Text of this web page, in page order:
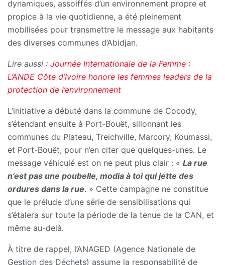
dynamiques, assoiffés d’un environnement propre et
propice à la vie quotidienne, a été pleinement
mobilisées pour transmettre le message aux habitants
des diverses communes d’Abidjan.
Lire aussi : Journée Internationale de la Femme :
L’ANDE Côte d’Ivoire honore les femmes leaders de la
protection de l’environnement
L’initiative a débuté dans la commune de Cocody,
s’étendant ensuite à Port-Bouët, sillonnant les
communes du Plateau, Treichville, Marcory, Koumassi,
et Port-Bouët, pour n’en citer que quelques-unes. Le
message véhiculé est on ne peut plus clair : « La rue
n’est pas une poubelle, modia à toi qui jette des
ordures dans la rue. » Cette campagne ne constitue
que le prélude d’une série de sensibilisations qui
s’étalera sur toute la période de la tenue de la CAN, et
même au-delà.
À titre de rappel, l’ANAGED (Agence Nationale de
Gestion des Déchets) assume la responsabilité de